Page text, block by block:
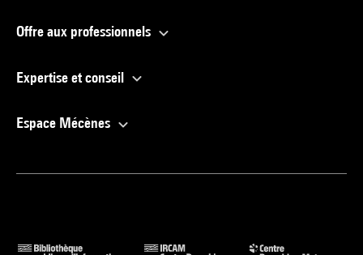
Offre aux professionnels
Expertise et conseil
Espace Mécènes